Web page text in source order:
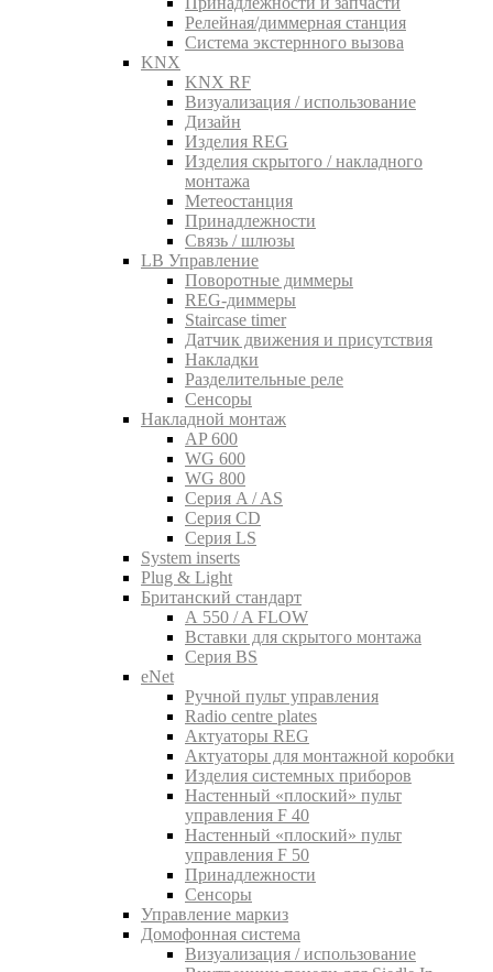
Релейная/диммерная станция
Система экстернного вызова
KNX
KNX RF
Визуализация / использование
Дизайн
Изделия REG
Изделия скрытого / накладного
монтажа
Метеостанция
Принадлежности
Связь / шлюзы
LB Управление
Поворотные диммеры
REG-диммеры
Staircase timer
Датчик движения и присутствия
Накладки
Разделительные реле
Сенсоры
Накладной монтаж
AP 600
WG 600
WG 800
Серия A / AS
Серия CD
Серия LS
System inserts
Plug & Light
Британский стандарт
A 550 / A FLOW
Вставки для скрытого монтажа
Серия BS
eNet
Pучной пульт управления
Radio centre plates
Актуаторы REG
Актуаторы для монтажной коробки
Изделия системных приборов
Настенный «плоский» пульт
управления F 40
Настенный «плоский» пульт
управления F 50
Принадлежности
Сенсоры
Управление маркиз
Домофонная система
Визуализация / использование